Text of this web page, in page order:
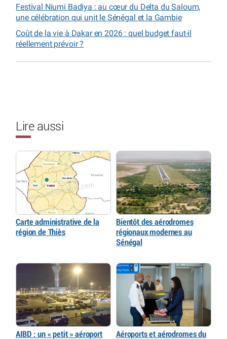
Festival Niumi Badiya : au cœur du Delta du Saloum,
une célébration qui unit le Sénégal et la Gambie
Coût de la vie à Dakar en 2026 : quel budget faut-il
réellement prévoir ?
Lire aussi
Carte administrative de la
région de Thiès
Bientôt des aérodromes
régionaux modernes au
Sénégal
AIBD : un « petit » aéroport
Aéroports et aérodromes du